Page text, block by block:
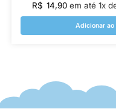
R$ 14,90 em até 1x
Adicionar ao